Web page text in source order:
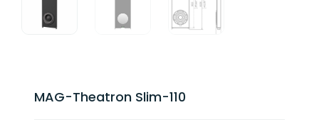
MAG-Theatron Slim-110